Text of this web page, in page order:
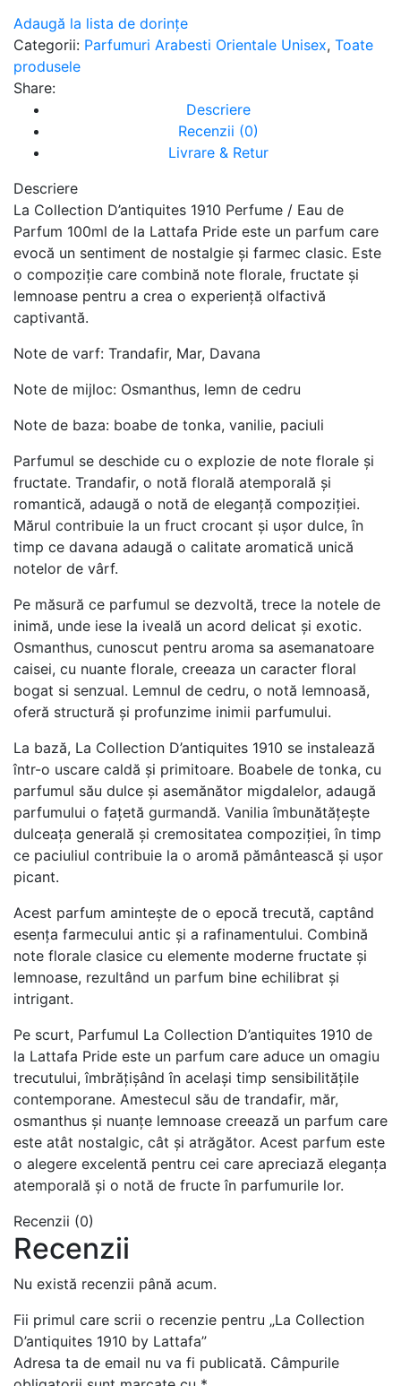
Adaugă la lista de dorințe
Categorii: Parfumuri Arabesti Orientale Unisex, Toate
produsele
Share:
Descriere
Recenzii (0)
Livrare & Retur
Descriere
La Collection D’antiquites 1910 Perfume / Eau de
Parfum 100ml de la Lattafa Pride este un parfum care
evocă un sentiment de nostalgie și farmec clasic. Este
o compoziție care combină note florale, fructate și
lemnoase pentru a crea o experiență olfactivă
captivantă.
Note de varf: Trandafir, Mar, Davana
Note de mijloc: Osmanthus, lemn de cedru
Note de baza: boabe de tonka, vanilie, paciuli
Parfumul se deschide cu o explozie de note florale și
fructate. Trandafir, o notă florală atemporală și
romantică, adaugă o notă de eleganță compoziției.
Mărul contribuie la un fruct crocant și ușor dulce, în
timp ce davana adaugă o calitate aromatică unică
notelor de vârf.
Pe măsură ce parfumul se dezvoltă, trece la notele de
inimă, unde iese la iveală un acord delicat și exotic.
Osmanthus, cunoscut pentru aroma sa asemanatoare
caisei, cu nuante florale, creeaza un caracter floral
bogat si senzual. Lemnul de cedru, o notă lemnoasă,
oferă structură și profunzime inimii parfumului.
La bază, La Collection D’antiquites 1910 se instalează
într-o uscare caldă și primitoare. Boabele de tonka, cu
parfumul său dulce și asemănător migdalelor, adaugă
parfumului o fațetă gurmandă. Vanilia îmbunătățește
dulceața generală și cremositatea compoziției, în timp
ce paciuliul contribuie la o aromă pământească și ușor
picant.
Acest parfum amintește de o epocă trecută, captând
esența farmecului antic și a rafinamentului. Combină
note florale clasice cu elemente moderne fructate și
lemnoase, rezultând un parfum bine echilibrat și
intrigant.
Pe scurt, Parfumul La Collection D’antiquites 1910 de
la Lattafa Pride este un parfum care aduce un omagiu
trecutului, îmbrățișând în același timp sensibilitățile
contemporane. Amestecul său de trandafir, măr,
osmanthus și nuanțe lemnoase creează un parfum care
este atât nostalgic, cât și atrăgător. Acest parfum este
o alegere excelentă pentru cei care apreciază eleganța
atemporală și o notă de fructe în parfumurile lor.
Recenzii (0)
Recenzii
Nu există recenzii până acum.
Fii primul care scrii o recenzie pentru „La Collection
D’antiquites 1910 by Lattafa”
Adresa ta de email nu va fi publicată. Câmpurile